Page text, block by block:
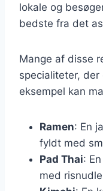
lokale og
bedste fra det
Mange af disse
specialiteter,
eksempel kan
Ramen: En
fyldt med
Pad Thai:
med